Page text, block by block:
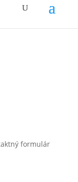
formulár